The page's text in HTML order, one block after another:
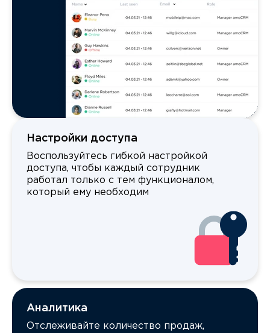
Настройки доступа
Воспользуйтесь гибкой настройкой
доступа, чтобы каждый сотрудник
работал только с тем функционалом,
который ему необходим
Аналитика
Отслеживайте количество продаж,